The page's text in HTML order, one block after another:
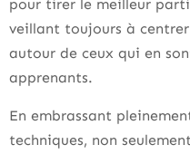
pour tirer le meilleur parti
veillant toujours à
autour de ceux qui en
apprenants.
En embrassant
techniques, non